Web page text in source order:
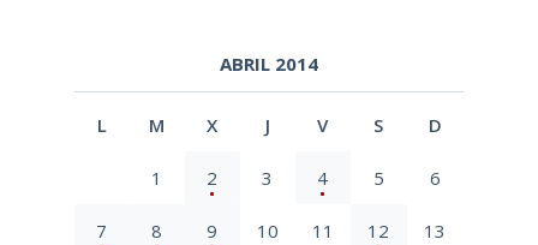
ABRIL 2014
L M X J V S D
1 2 3 4 5 6
7 8 9 10 11 12 13